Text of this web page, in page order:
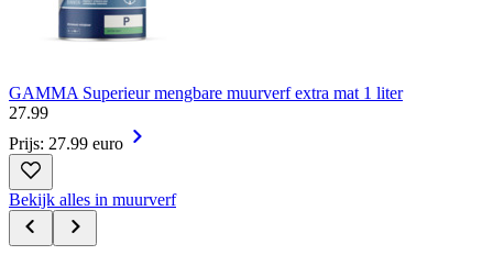
GAMMA Superieur mengbare muurverf extra mat 1 liter
27.99
Prijs: 27.99 euro
Bekijk alles in muurverf